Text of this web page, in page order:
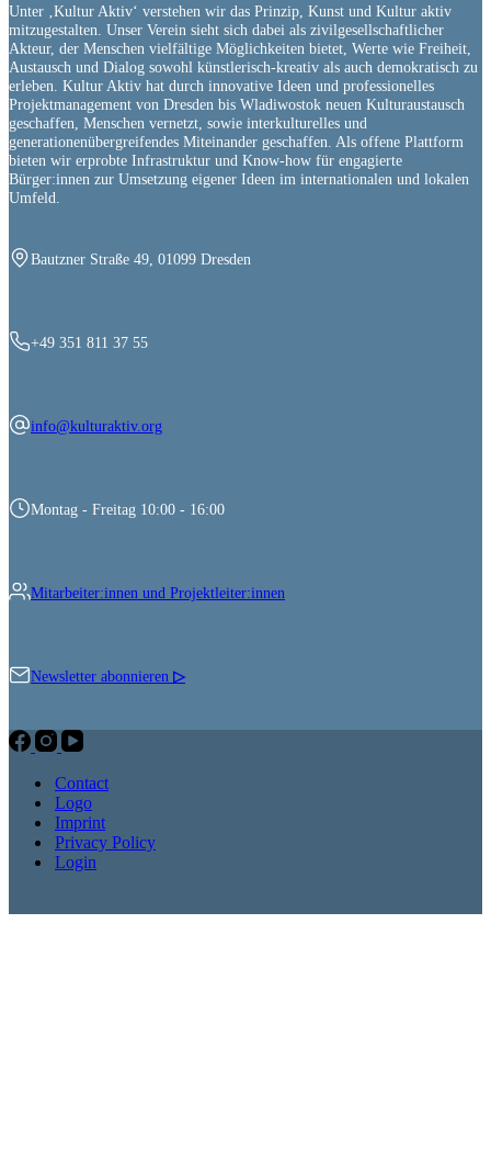
Unter ‚Kultur Aktiv‘ verstehen wir das Prinzip, Kunst und Kultur aktiv
mitzugestalten. Unser Verein sieht sich dabei als zivilgesellschaftlicher
Akteur, der Menschen vielfältige Möglichkeiten bietet, Werte wie Freiheit,
Austausch und Dialog sowohl künstlerisch-kreativ als auch demokratisch zu
erleben. Kultur Aktiv hat durch innovative Ideen und professionelles
Projektmanagement von Dresden bis Wladiwostok neuen Kulturaustausch
geschaffen, Menschen vernetzt, sowie interkulturelles und
generationenübergreifendes Miteinander geschaffen. Als offene Plattform
bieten wir erprobte Infrastruktur und Know-how für engagierte
Bürger:innen zur Umsetzung eigener Ideen im internationalen und lokalen
Umfeld.
Bautzner Straße 49, 01099 Dresden
+49 351 811 37 55
info@kulturaktiv.org
Montag - Freitag 10:00 - 16:00
Mitarbeiter:innen und Projektleiter:innen
Newsletter abonnieren ▷
Contact
Logo
Imprint
Privacy Policy
Login